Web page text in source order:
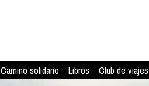
Camino solidario Libros Club de viajes